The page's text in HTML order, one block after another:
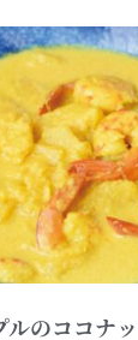
ルのココナ